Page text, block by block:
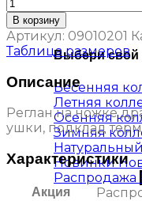
Выбери свой
Весенняя
Летняя
Осенняя
Зимняя
Новинки
Распродажа
В корзину
Артикул: 09010201
Таблица размеров
Описание
Реглан на ножке
ушки, подклад
Характеристики
Акция